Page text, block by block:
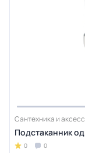
Сантехника и
Подстаканник
0 0